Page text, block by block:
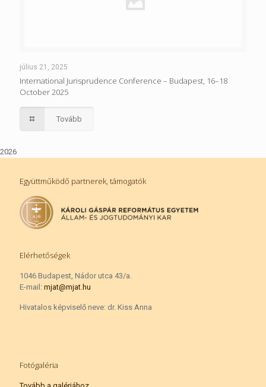
július 21, 2025
International Jurisprudence Conference – Budapest, 16–18
October 2025
Tovább
Együttműködő partnerek, támogatók
Elérhetőségek
1046 Budapest, Nádor utca 43/a.
E-mail: mjat@mjat.hu
Hivatalos képviselő neve: dr. Kiss Anna
Fotógaléria
2026